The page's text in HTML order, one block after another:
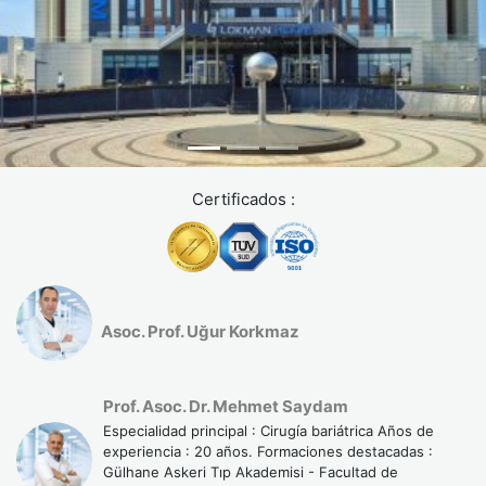
No tienes antecedentes de cirugía gástrica previa,
úlcera activa ni hernia de hiato severa
En cambio, puede no ser la mejor opción si:
Tu IMC supera 40 (en ese caso, la manga gástrica o el
bypass suelen ser más eficaces)
Buscas una solución “rápida” sin cambiar tus hábitos
No puedes comprometerte con el seguimiento médico y
Certificados :
Asoc. Prof. Uğur Korkmaz
Prof. Asoc. Dr. Mehmet Saydam
Especialidad principal : Cirugía bariátrica Años de
experiencia : 20 años. Formaciones destacadas :
Gülhane Askeri Tıp Akademisi - Facultad de